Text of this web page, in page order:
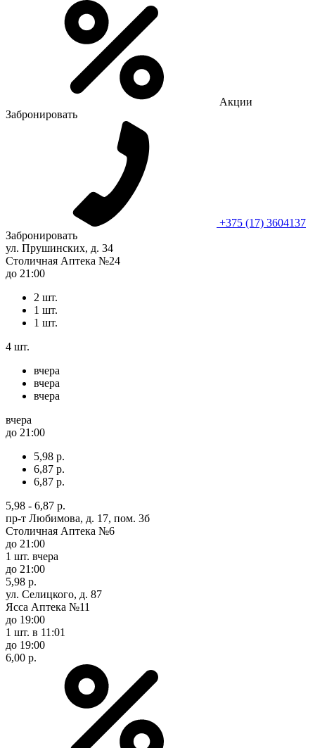
Акции
Забронировать
+375 (17) 3604137
Забронировать
ул. Прушинских, д. 34
Столичная Аптека №24
до 21:00
2 шт.
1 шт.
1 шт.
4 шт.
вчера
вчера
вчера
вчера
до 21:00
5,98 р.
6,87 р.
6,87 р.
5,98 - 6,87 р.
пр-т Любимова, д. 17, пом. 3б
Столичная Аптека №6
до 21:00
1 шт. вчера
до 21:00
5,98 р.
ул. Селицкого, д. 87
Ясса Аптека №11
до 19:00
1 шт. в 11:01
до 19:00
6,00 р.